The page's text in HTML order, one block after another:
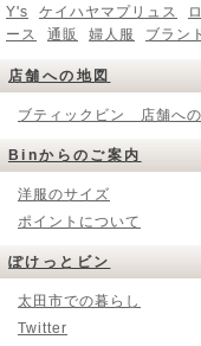
Y's
ケイハヤマプリュス
ース
通販 婦人服 ブラン
店舗への地図
ブティックビン 店舗へ
Binからのご案内
洋服のサイズ
ポイントについて
ぽけっとビン
太田市での暮らし
Twitter